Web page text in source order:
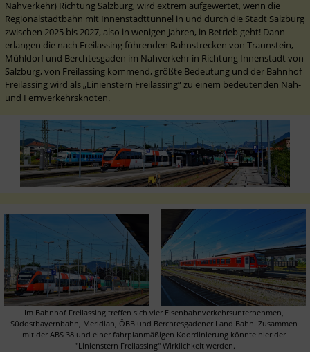
Nahverkehr) Richtung Salzburg, wird extrem aufgewertet, wenn die
Regionalstadtbahn mit Innenstadttunnel in und durch die Stadt Salzburg
zwischen 2025 bis 2027, also in wenigen Jahren, in Betrieb geht! Dann
erlangen die nach Freilassing führenden Bahnstrecken von Traunstein,
Mühldorf und Berchtesgaden im Nahverkehr in Richtung Innenstadt von
Salzburg, von Freilassing kommend, größte Bedeutung und der Bahnhof
Freilassing wird als „Linienstern Freilassing“ zu einem bedeutenden Nah-
und Fernverkehrsknoten.
Im Bahnhof Freilassing treffen sich vier Eisenbahnverkehrsunternehmen,
Südostbayernbahn, Meridian, ÖBB und Berchtesgadener Land Bahn. Zusammen
mit der ABS 38 und einer fahrplanmäßigen Koordinierung könnte hier der
"Linienstern Freilassing" Wirklichkeit werden.